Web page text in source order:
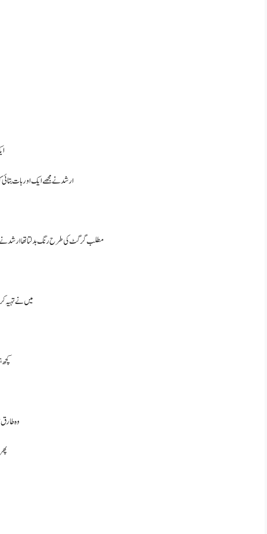
ارشد نے مجھے ایک اور بات
مطلب گرگٹ کی طرح رنگ بدلتا تھا ارشد نے
میں نے تہیہ
وہ